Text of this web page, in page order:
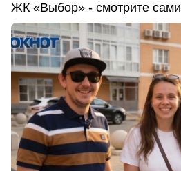
ЖК «Выбор» - смотрите сами